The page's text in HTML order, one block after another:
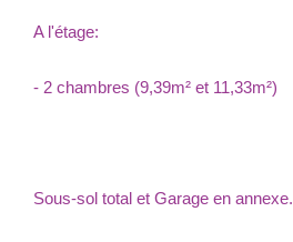
A l'étage:
- 2 chambres (9,39m² et 11,33m²)
Sous-sol total et Garage en annexe.